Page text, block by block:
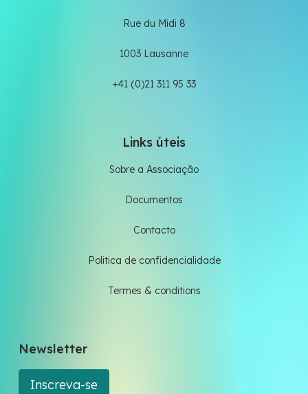
Rue du Midi 8
1003 Lausanne
+41 (0)21 311 95 33
Links úteis
Sobre a Associação
Documentos
Contacto
Politica de confidencialidade
Termes & conditions
Newsletter
Inscreva-se